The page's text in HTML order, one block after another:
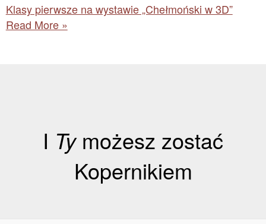
Klasy pierwsze na wystawie „Chełmoński w 3D”
Read More »
I Tymożesz zostać
Kopernikiem